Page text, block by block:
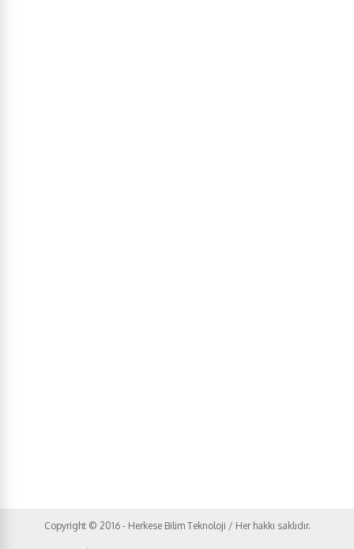
Copyright © 2016 - Herkese Bilim Teknoloji / Her hakkı saklıdır.